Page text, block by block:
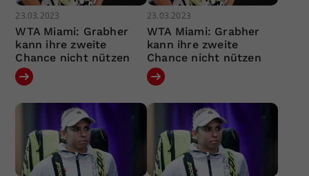
23.03.2023
WTA Miami: Grabher
kann ihre zweite
Chance nicht nützen
23.03.2023
WTA Miami: Grabher
kann ihre zweite
Chance nicht nützen